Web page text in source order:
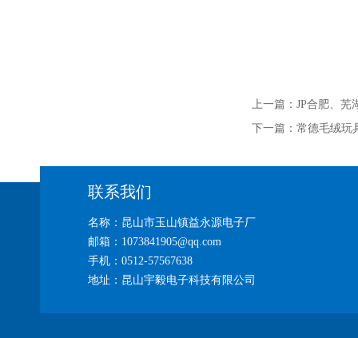
上一篇： JP合肥、芜
下一篇： 常德毛绒玩
联系我们
名称：昆山市玉山镇益永源电子厂
邮箱：1073841905@qq.com
手机：0512-57567638
地址：昆山宇毅电子科技有限公司